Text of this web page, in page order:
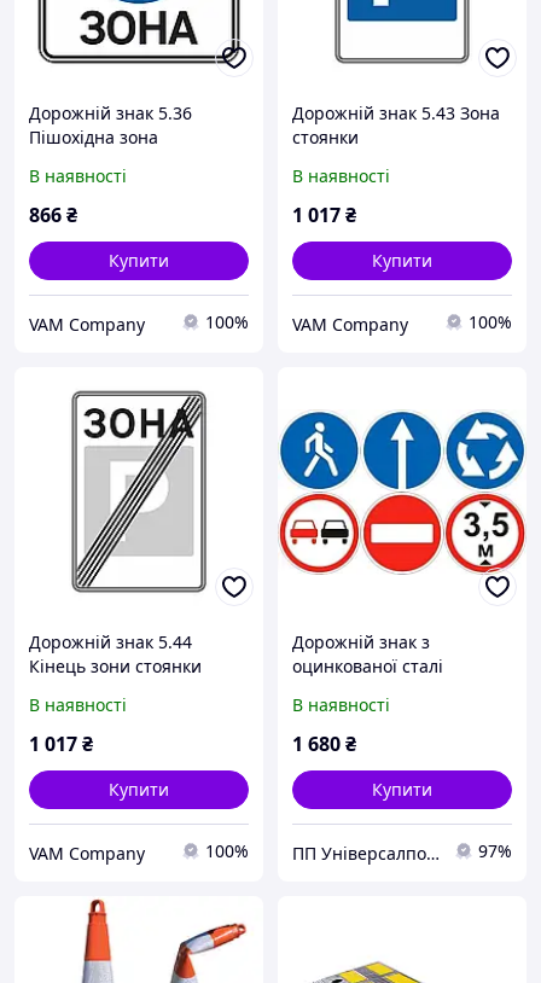
Дорожній знак 5.36
Пішохідна зона
В наявності
866₴
Купити
VAM Company 100%
Дорожній знак 5.43 Зона
стоянки
В наявності
1 017₴
Купити
VAM Company 100%
Дорожній знак 5.44
Кінець зони стоянки
В наявності
1 017₴
Купити
VAM Company 100%
Дорожній знак з
оцинкованої сталі
В наявності
1 680₴
Купити
ПП Універсалпостач Полтава 97%